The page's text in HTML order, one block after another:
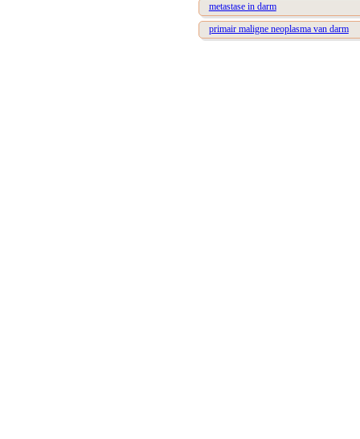
metastase in darm
primair maligne neoplasma van darm